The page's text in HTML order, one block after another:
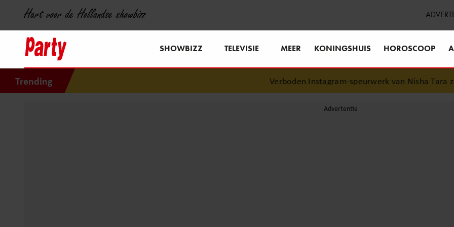
Hart voor de Hollandse showbizz
SHOWBIZZ TELEVISIE MEER KONINGSHUIS HOROSCOOP
Trending Verboden Instagram-speurwerk van Nisha Tara